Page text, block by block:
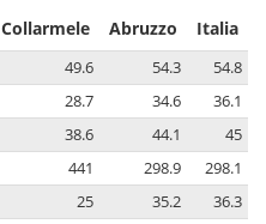
Collarmele Abruzzo Italia
49.6 54.3
54.8
28.7 34.6
36.1
38.6 44.1
45
441 298.9
298.1
25 35.2
36.3